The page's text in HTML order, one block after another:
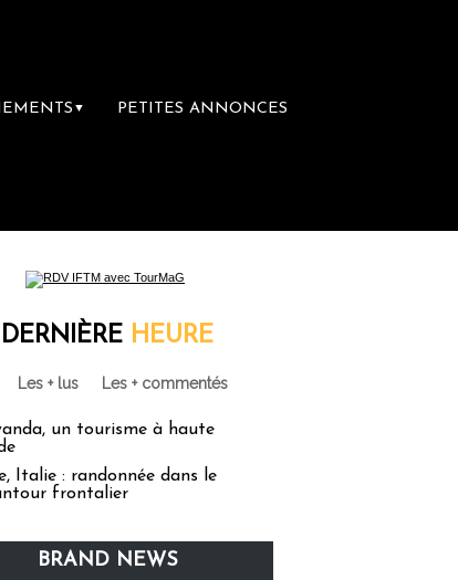
▼ PETITES ANNONCES
DERNIÈRE HEURE
Les + lus Les + commentés
un tourisme à haute
Italie : randonnée dans le
frontalier
BRAND NEWS